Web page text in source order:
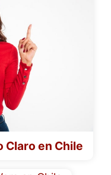
Claro en Chile